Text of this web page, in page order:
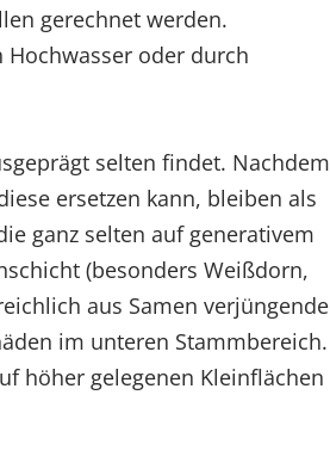
gerechnet werden.
oder durch
selten findet. Nachdem
ersetzen kann, bleiben als
ganz selten auf generativem
(besonders Weißdorn,
aus Samen verjüngende
im unteren Stammbereich.
höher gelegenen Kleinflächen